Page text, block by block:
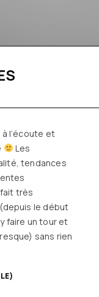
l’écoute et
Les
tendances
très
le début
faire un tour et
sans rien